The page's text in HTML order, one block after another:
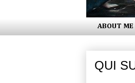
ABOUT ME
QUI